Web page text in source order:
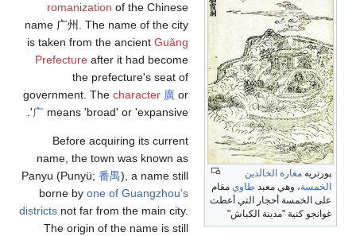
مغارة الخالدين
، وهي معبد طاويمقام
أحجار التي أعطت
كنية "مدينة الكباش"
romanizationof the Chinese
name广州. The name of the city
is taken from the ancient
Prefectureafter it had become
the prefecture's seat of
government. Thecharacter 廣or
广means 'broad' or 'expansive'.
Before acquiring its current
name, the town was known as
Panyu (Punyü; 番禺), a name still
borne byone of Guangzhou's
districtsnot far from the main city.
The origin of the name is still